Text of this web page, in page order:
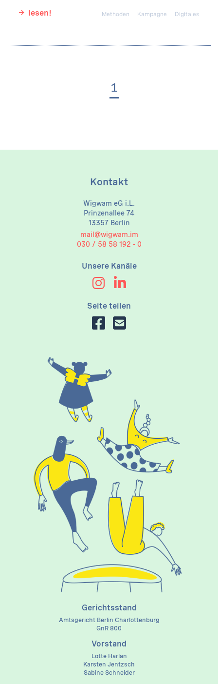
lesen!
Digitales
Kampagne
Methoden
1
Kontakt
Wigwam eG i.L.
Prinzenallee 74
13357 Berlin
mail@wigwam.im
030 / 58 58 192 - 0
Unsere Kanäle
Seite teilen
Gerichtsstand
Amtsgericht Berlin Charlottenburg
GnR 800
Vorstand
Lotte Harlan
Karsten Jentzsch
Sabine Schneider